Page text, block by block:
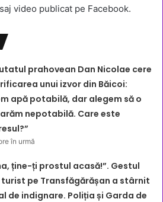
video publicat pe Facebook.
prahovean Dan Nicolae cere
unui izvor din Băicoi:
apă potabilă, dar alegem să o
nepotabilă. Care este
în urmă
ține-ți prostul acasă!”. Gestul
turist pe Transfăgărășan a stârnit
de indignare. Poliția și Garda de